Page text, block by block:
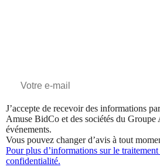
J’accepte de recevoir des informations
Amuse BidCo et des sociétés du Groupe
événements.
Vous pouvez changer d’avis à tout
Pour plus d’informations sur le
confidentialité.